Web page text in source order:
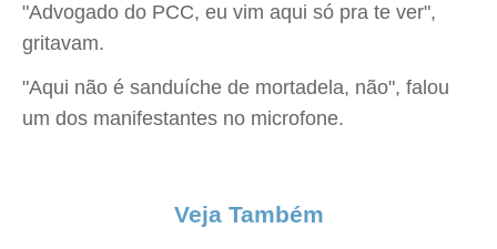
"Advogado do PCC, eu vim aqui só pra te ver",
gritavam.
"Aqui não é sanduíche de mortadela, não", falou
um dos manifestantes no microfone.
Veja Também